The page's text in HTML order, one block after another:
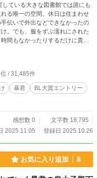
る唯一の空間。休日は住まわせ
伝いで外出などできなかったの
。でも、服をずぶ濡れにされた
間もなかったりするだけに貴重
語に登場する両親が他界し、誰
いない存在の悪役に僕は惹かれ
には、身分制度とか異世界感な
それでも似た不幸の中で抗った
いれば同じように幸せを掴み取れ
幸せな人生のために初めて二次
位 / 31,485件
暴君
BL大賞エントリー
感想数 0
文字数 18,795
2025.11.05
登録日 2025.10.26
お気に入り追加 8